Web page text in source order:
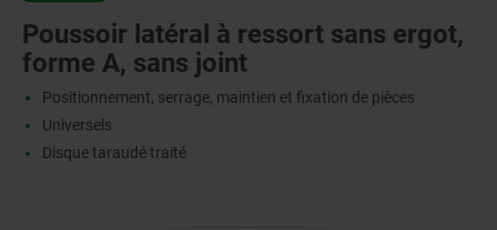
Poussoir latéral à ressort sans ergot,
forme A, sans joint
Positionnement, serrage, maintien et fixation de pièces
Universels
Disque taraudé traité